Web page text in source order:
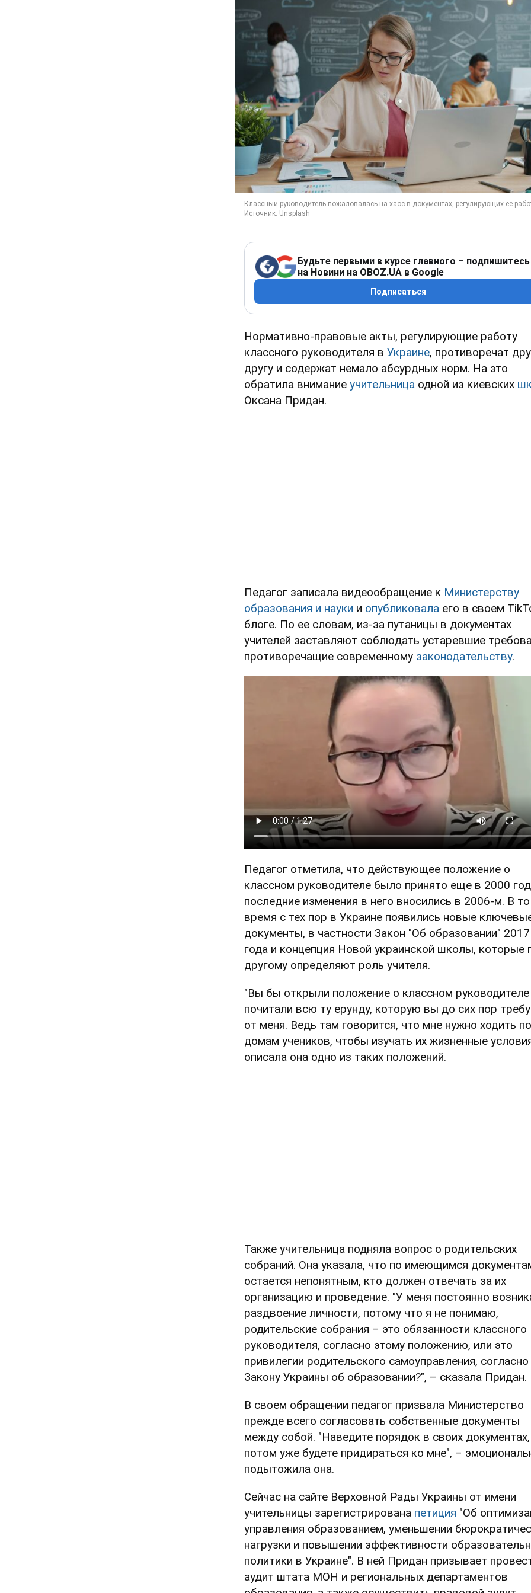
Будьте первыми в курсе главного – подпишитесь
на Новини на OBOZ.UA в Google
Подписаться
Нормативно-правовые акты, регулирующие работу
классного руководителя в Украине, противоречат
другу и содержат немало абсурдных норм. На это
обратила внимание учительница одной из киевских
Оксана Придан.
Педагог записала видеообращение к Министерству
образования и науки и опубликовала его в своем
блоге. По ее словам, из-за путаницы в документах
учителей заставляют соблюдать устаревшие
противоречащие современному законодательству.
Педагог отметила, что действующее положение о
классном руководителе было принято еще в 2000
последние изменения в него вносились в 2006-м. В
время с тех пор в Украине появились новые
документы, в частности Закон "Об образовании" 2017
года и концепция Новой украинской школы, которые
другому определяют роль учителя.
"Вы бы открыли положение о классном руководителе
почитали всю ту ерунду, которую вы до сих пор
от меня. Ведь там говорится, что мне нужно ходить по
домам учеников, чтобы изучать их жизненные
описала она одно из таких положений.
Также учительница подняла вопрос о родительских
собраний. Она указала, что по имеющимся
остается непонятным, кто должен отвечать за их
организацию и проведение. "У меня постоянно
раздвоение личности, потому что я не понимаю,
родительские собрания – это обязанности классного
руководителя, согласно этому положению, или это
привилегии родительского самоуправления, согласно
Закону Украины об образовании?", – сказала Придан.
В своем обращении педагог призвала Министерство
прежде всего согласовать собственные документы
между собой. "Наведите порядок в своих
потом уже будете придираться ко мне", –
подытожила она.
Сейчас на сайте Верховной Рады Украины от имени
учительницы зарегистрирована петиция "Об
управления образованием, уменьшении
нагрузки и повышении эффективности
политики в Украине". В ней Придан призывает
аудит штата МОН и региональных департаментов